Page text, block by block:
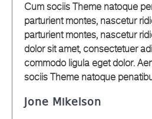
Cum sociis Theme natoque
parturient montes, nascetur
parturient montes, nascetur
dolor sit amet, consectetuer
commodo ligula eget dolor.
sociis Theme natoque
Jone Mikelson